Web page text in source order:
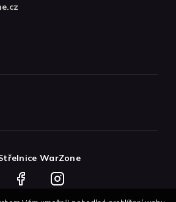
WarZone
FacebookInstagram